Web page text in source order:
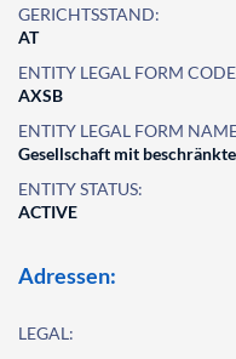
GERICHTSSTAND:
AT
ENTITY LEGAL FORM
AXSB
ENTITY LEGAL FORM
Gesellschaft mit
ENTITY STATUS:
ACTIVE
Adressen:
LEGAL: